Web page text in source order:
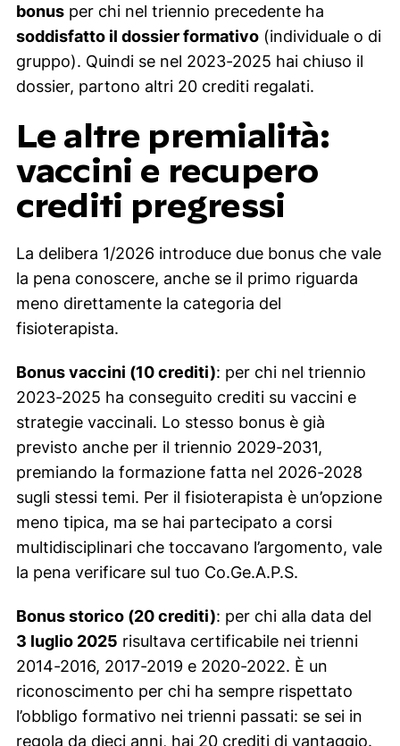
bonusper chi nel triennio precedente ha
soddisfatto il dossier formativo(individuale o di
gruppo). Quindi se nel 2023-2025 hai chiuso il
dossier, partono altri 20 crediti regalati.
Le altre premialità:
vaccini e recupero
crediti pregressi
La delibera 1/2026 introduce due bonus che vale
la pena conoscere, anche se il primo riguarda
meno direttamente la categoria del
fisioterapista.
Bonus vaccini (10 crediti): per chi nel triennio
2023-2025 ha conseguito crediti su vaccini e
strategie vaccinali. Lo stesso bonus è già
previsto anche per il triennio 2029-2031,
premiando la formazione fatta nel 2026-2028
sugli stessi temi. Per il fisioterapista è un’opzione
meno tipica, ma se hai partecipato a corsi
multidisciplinari che toccavano l’argomento, vale
la pena verificare sul tuo Co.Ge.A.P.S.
Bonus storico (20 crediti): per chi alla data del
3 luglio 2025 risultava certificabile nei trienni
2014-2016, 2017-2019 e 2020-2022. È un
riconoscimento per chi ha sempre rispettato
l’obbligo formativo nei trienni passati: se sei in
regola da dieci anni, hai 20 crediti di vantaggio.